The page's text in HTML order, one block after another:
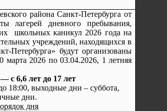
района Санкт-Петербурга от
лагерей дневного пребывания,
школьных каникул 2026 года на
учреждений, находящихся в
Петербурга» будут организованы
марта 2026 по 03.04.2026, 1 летняя
с 6,6 лет до 17 лет
18:00, выходные дни – суббота,
дни.
дня